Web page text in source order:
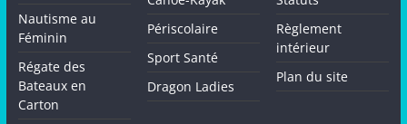
Nautisme au
Féminin
Régate des
Bateaux en
Carton
Périscolaire
Sport Santé
Dragon Ladies
Règlement
intérieur
Plan du site